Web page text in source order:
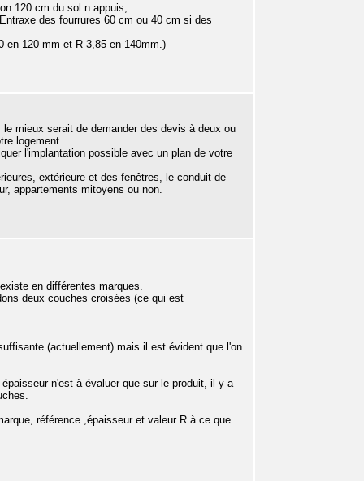
120 cm du sol n appuis,
des fourrures 60 cm ou 40 cm si des
en 120 mm et R 3,85 en 140mm.)
mieux serait de demander des devis à deux ou
logement.
l'implantation possible avec un plan de votre
extérieure et des fenêtres, le conduit de
appartements mitoyens ou non.
en différentes marques.
deux couches croisées (ce qui est
(actuellement) mais il est évident que l'on
n'est à évaluer que sur le produit, il y a
référence ,épaisseur et valeur R à ce que